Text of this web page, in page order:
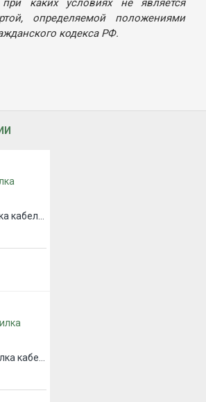
каких условиях не является
определяемой положениями
кодекса РФ.
ШР32П10НГ1Н Вилка кабельная